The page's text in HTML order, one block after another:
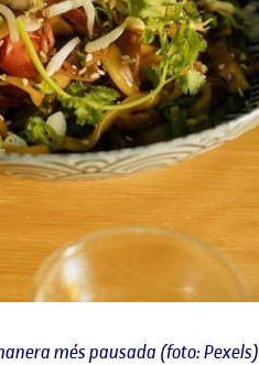
més pausada (foto: Pexels)